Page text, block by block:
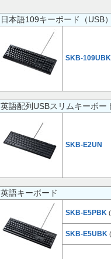
日本語109キーボード（USB）
SKB-109UBK
英語配列USBスリムキーボー
SKB-E2UN
英語キーボード
SKB-E5PBK
SKB-E5UBK